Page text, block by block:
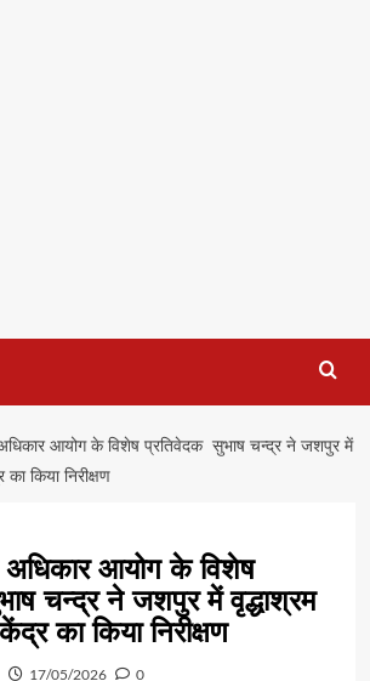
अधिकार आयोग के विशेष प्रतिवेदक सुभाष चन्द्र ने जशपुर में
किया निरीक्षण
अधिकार आयोग के विशेष
चन्द्र ने जशपुर में वृद्धाश्रम
का किया निरीक्षण
17/05/2026 0